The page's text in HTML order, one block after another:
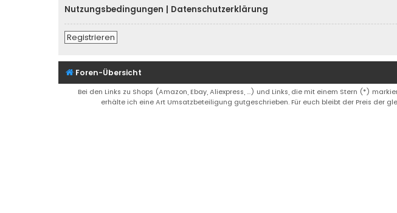
Nutzungsbedingungen
Datenschutzerklärung
Registrieren
Foren-Übersicht
Bei den Links zu Shops (Amazon, Ebay, Aliexpress, ...) und Links, die mit einem Stern (*)
erhälte ich eine Art Umsatzbeteiligung gutgeschrieben. Für euch bleibt der Preis der